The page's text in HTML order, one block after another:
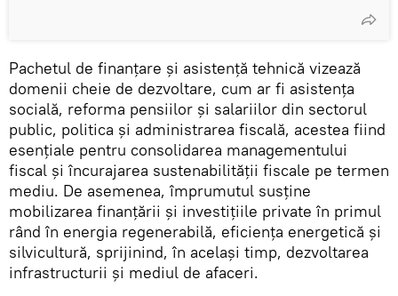
Pachetul de finanţare şi asistenţă tehnică vizează
domenii cheie de dezvoltare, cum ar fi asistenţa
socială, reforma pensiilor şi salariilor din sectorul
public, politica şi administrarea fiscală, acestea fiind
esenţiale pentru consolidarea managementului
fiscal şi încurajarea sustenabilităţii fiscale pe termen
mediu. De asemenea, împrumutul susţine
mobilizarea finanţării şi investiţiile private în primul
rând în energia regenerabilă, eficienţa energetică şi
silvicultură, sprijinind, în acelaşi timp, dezvoltarea
infrastructurii şi mediul de afaceri.